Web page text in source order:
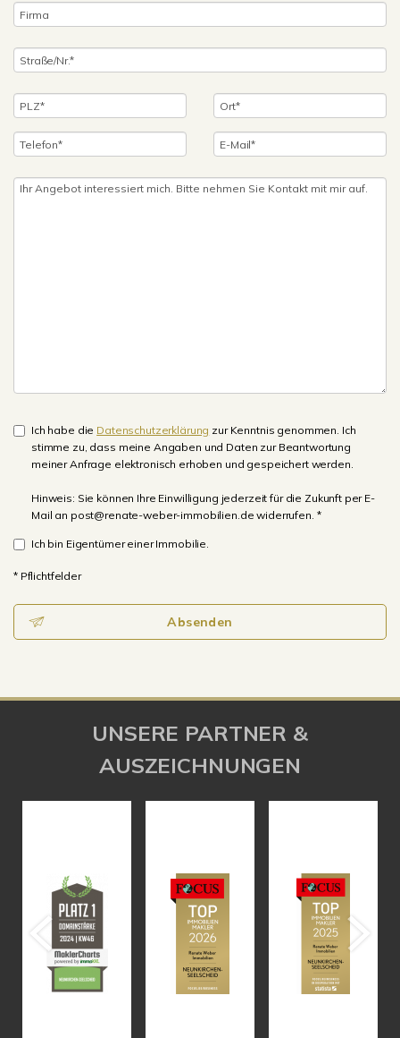
Ich habe die Datenschutzerklärung zur Kenntnis genommen. Ich
stimme zu, dass meine Angaben und Daten zur Beantwortung
meiner Anfrage elektronisch erhoben und gespeichert werden.
Hinweis: Sie können Ihre Einwilligung jederzeit für die Zukunft per E-
Mail an post@renate-weber-immobilien.de widerrufen. *
Ich bin Eigentümer einer Immobilie.
* Pflichtfelder
Absenden
UNSERE PARTNER &
AUSZEICHNUNGEN